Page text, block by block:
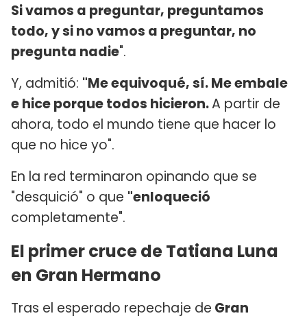
Si vamos a preguntar, preguntamos
todo, y si no vamos a preguntar, no
pregunta nadie".
Y, admitió: "Me equivoqué, sí. Me embale
e hice porque todos hicieron.A partir de
ahora, todo el mundo tiene que hacer lo
que no hice yo".
En la red terminaron opinando que se
"desquició" o que "enloqueció
completamente".
El primer cruce de Tatiana Luna
en Gran Hermano
Tras el esperado repechaje de Gran